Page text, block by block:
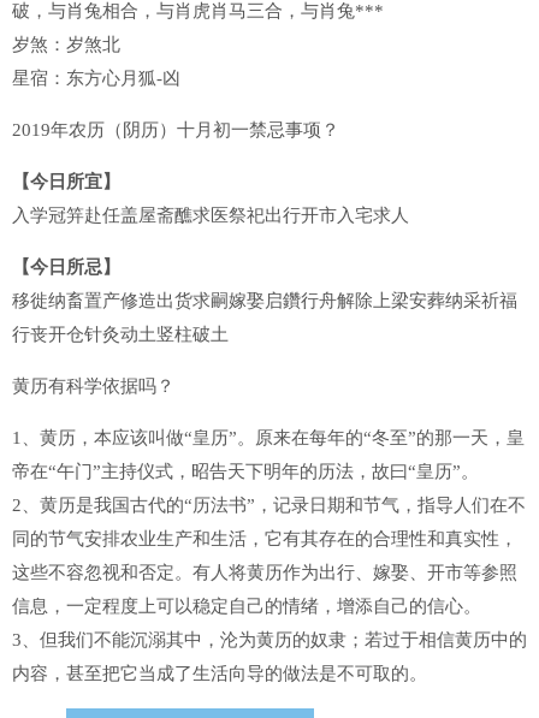
破，与肖兔相合，与肖虎肖马三合，与肖兔***
岁煞：岁煞北
星宿：东方心月狐-凶
2019年农历（阴历）十月初一禁忌事项？
【今日所宜】
入学冠笄赴任盖屋斋醮求医祭祀出行开市入宅求人
【今日所忌】
移徙纳畜置产修造出货求嗣嫁娶启鑽行舟解除上梁安葬纳采祈福
行丧开仓针灸动土竖柱破土
黄历有科学依据吗？
1、黄历，本应该叫做“皇历”。原来在每年的“冬至”的那一天，皇
帝在“午门”主持仪式，昭告天下明年的历法，故曰“皇历”。
2、黄历是我国古代的“历法书”，记录日期和节气，指导人们在不
同的节气安排农业生产和生活，它有其存在的合理性和真实性，
这些不容忽视和否定。有人将黄历作为出行、嫁娶、开市等参照
信息，一定程度上可以稳定自己的情绪，增添自己的信心。
3、但我们不能沉溺其中，沦为黄历的奴隶；若过于相信黄历中的
内容，甚至把它当成了生活向导的做法是不可取的。